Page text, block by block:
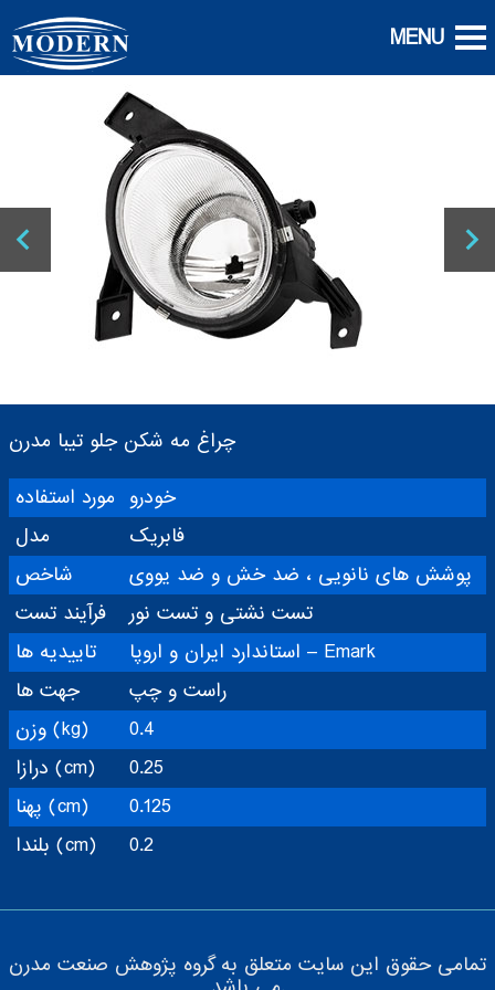
چراغ مه شکن جلو تیبا مدرن
مورد استفاده خودرو
مدل
فابریک
شاخص
پوشش های نانویی ، ضد خش و ضد یووی
فرآیند تست
تست نشتی و تست نور
تاییدیه ها
استاندارد ایران و اروپا – Emark
جهت ها
راست و چپ
وزن (kg)
0.4
درازا (cm)
0.25
پهنا (cm)
0.125
بلندا (cm)
0.2
تمامی حقوق این سایت متعلق به گروه پژوهش صنعت مدرن